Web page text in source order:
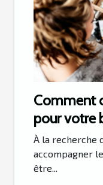
Comment
pour votre
À la recherche
accompagner
être...